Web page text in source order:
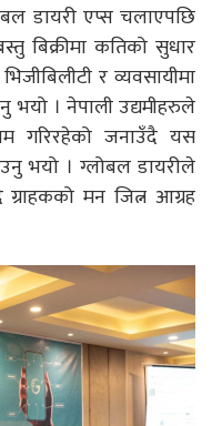
डायरी एप्स चलाएपछि
बिक्रीमा कतिको सुधार
र व्यवसायीमा
भयो । नेपाली उद्यमीहरुले
गरिरहेको जनाउँदै यस
भयो । ग्लोबल डायरीले
मन जित्न आग्रह